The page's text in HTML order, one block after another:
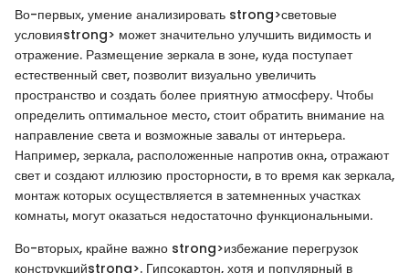
Во-первых, умение анализировать strong>световые
условияstrong> может значительно улучшить видимость и
отражение. Размещение зеркала в зоне, куда поступает
естественный свет, позволит визуально увеличить
пространство и создать более приятную атмосферу. Чтобы
определить оптимальное место, стоит обратить внимание на
направление света и возможные завалы от интерьера.
Например, зеркала, расположенные напротив окна, отражают
свет и создают иллюзию просторности, в то время как зеркала,
монтаж которых осуществляется в затемненных участках
комнаты, могут оказаться недостаточно функциональными.
Во-вторых, крайне важно strong>избежание перегрузок
конструкцийstrong>. Гипсокартон, хотя и популярный в